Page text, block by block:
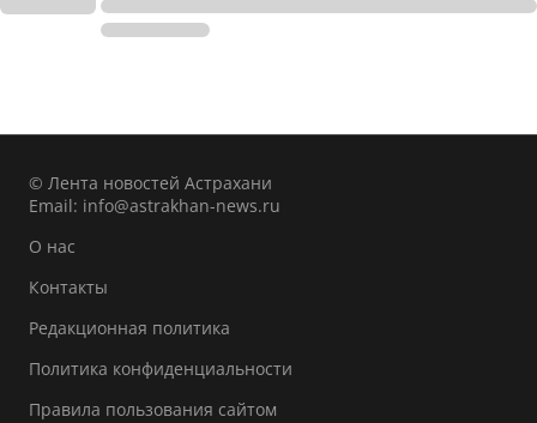
© Лента новостей Астрахани
Email: info@astrakhan-news.ru
О нас
Контакты
Редакционная политика
Политика конфиденциальности
Правила пользования сайтом